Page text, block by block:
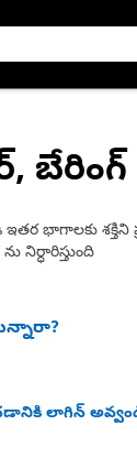
బేరింగ్
భాగాలకు శక్తిని
నిర్ధారిస్తుంది
లాగిన్